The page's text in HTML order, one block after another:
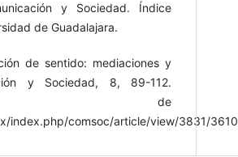
y Sociedad. Índice
de Guadalajara.
de sentido: mediaciones y
y Sociedad, 8, 89-112.
de
index.php/comsoc/article/view/3831/3610